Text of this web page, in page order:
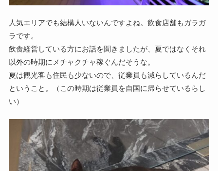
人気エリアでも結構人いないんですよね。飲食店舗もガラガ
ラです。
飲食経営している方にお話を聞きましたが、夏ではなくそれ
以外の時期にメチャクチャ稼ぐんだそうな。
夏は観光客も住民も少ないので、従業員も減らしているんだ
ということ。（この時期は従業員を自国に帰らせているらし
い）